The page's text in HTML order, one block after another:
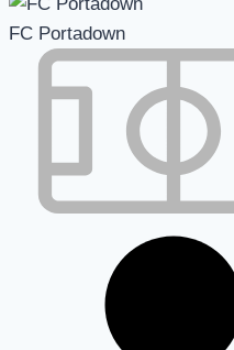
FC Portadown